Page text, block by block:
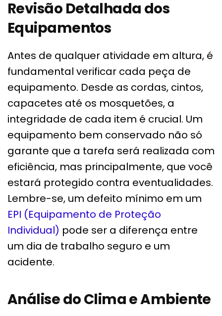
Revisão Detalhada dos
Equipamentos
Antes de qualquer atividade em altura, é
fundamental verificar cada peça de
equipamento. Desde as cordas, cintos,
capacetes até os mosquetões, a
integridade de cada item é crucial. Um
equipamento bem conservado não só
garante que a tarefa será realizada com
eficiência, mas principalmente, que você
estará protegido contra eventualidades.
Lembre-se, um defeito mínimo em um
EPI (Equipamento de Proteção
Individual) pode ser a diferença entre
um dia de trabalho seguro e um
acidente.
Análise do Clima e Ambiente